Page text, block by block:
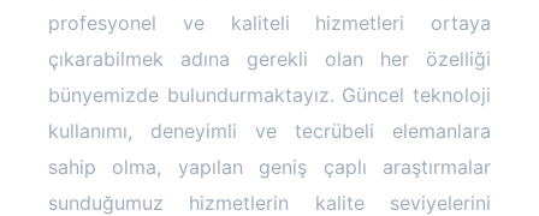
profesyonel ve kaliteli hizmetleri ortaya
çıkarabilmek adına gerekli olan her özelliği
bünyemizde bulundurmaktayız. Güncel teknoloji
kullanımı, deneyimli ve tecrübeli elemanlara
sahip olma, yapılan geniş çaplı araştırmalar
sunduğumuz hizmetlerin kalite seviyelerini